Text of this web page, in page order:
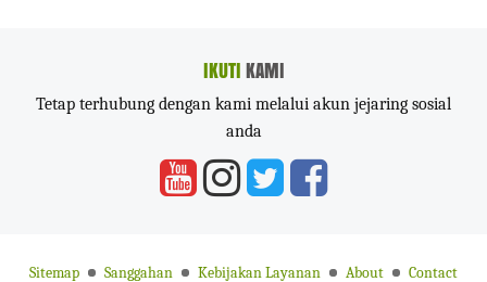
IKUTIKAMI
Tetap terhubung dengan kami melalui akun jejaring sosial
anda
Sitemap Sanggahan Kebijakan Layanan About
Contact